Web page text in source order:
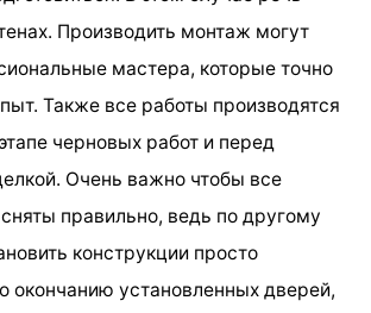
Производить монтаж могут
мастера, которые точно
Также все работы производятся
черновых работ и перед
Очень важно чтобы все
правильно, ведь по другому
конструкции просто
окончанию установленных дверей,